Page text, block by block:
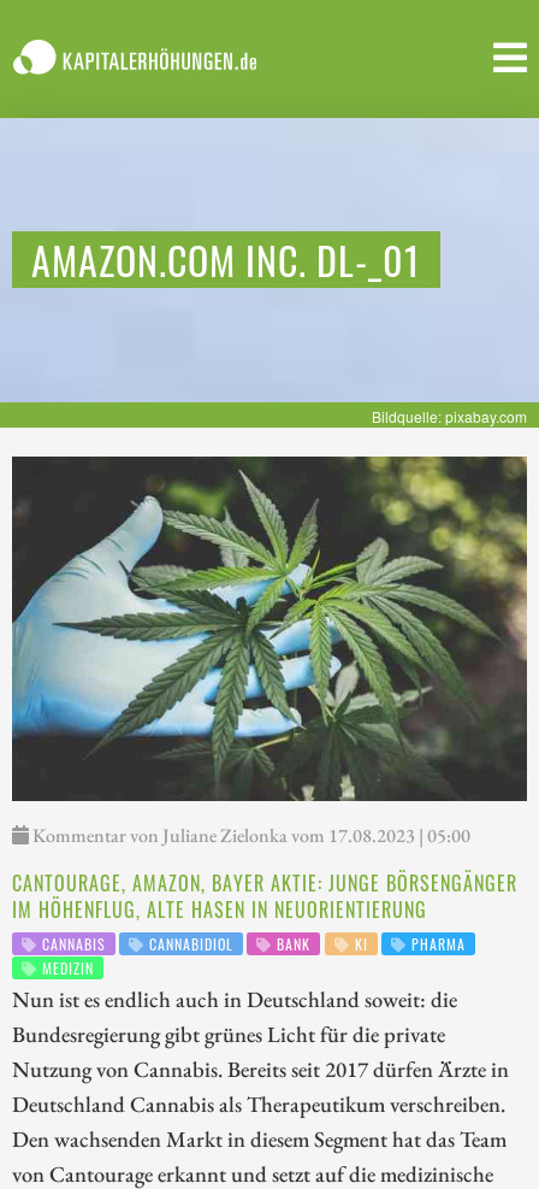
AMAZON.COM INC. DL-_01
Bildquelle: pixabay.com
Kommentar von Juliane Zielonka vom 17.08.2023 | 05:00
CANTOURAGE, AMAZON, BAYER AKTIE: JUNGE BÖRSENGÄNGER
IM HÖHENFLUG, ALTE HASEN IN NEUORIENTIERUNG
CANNABIS CANNABIDIOL BANK KI
PHARMA
MEDIZIN
Nun ist es endlich auch in Deutschland soweit: die
Bundesregierung gibt grünes Licht für die private
Nutzung von Cannabis. Bereits seit 2017 dürfen Ärzte in
Deutschland Cannabis als Therapeutikum verschreiben.
Den wachsenden Markt in diesem Segment hat das Team
von Cantourage erkannt und setzt auf die medizinische